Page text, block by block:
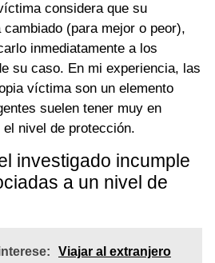
considera que su
(para mejor o peor),
inmediatamente a los
su caso. En mi experiencia, las
víctima son un elemento
suelen tener muy en
nivel de protección.
investigado incumple
a un nivel de
Viajar al extranjero